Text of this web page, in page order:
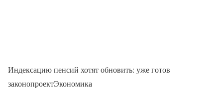
Индексацию пенсий хотят обновить: уже готов
законопроектЭкономика